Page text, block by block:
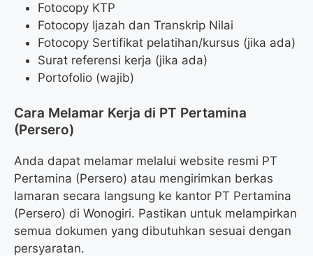
Fotocopy KTP
Fotocopy Ijazah dan Transkrip Nilai
Fotocopy Sertifikat pelatihan/kursus (jika ada)
Surat referensi kerja (jika ada)
Portofolio (wajib)
Cara Melamar Kerja di PT Pertamina
(Persero)
Anda dapat melamar melalui website resmi PT
Pertamina (Persero) atau mengirimkan berkas
lamaran secara langsung ke kantor PT Pertamina
(Persero) di Wonogiri. Pastikan untuk melampirkan
semua dokumen yang dibutuhkan sesuai dengan
persyaratan.